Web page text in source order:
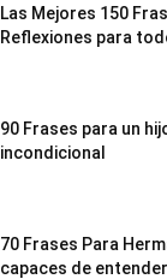
Las Mejores 150
Reflexiones para
90 Frases para un
incondicional
70 Frases Para
capaces de